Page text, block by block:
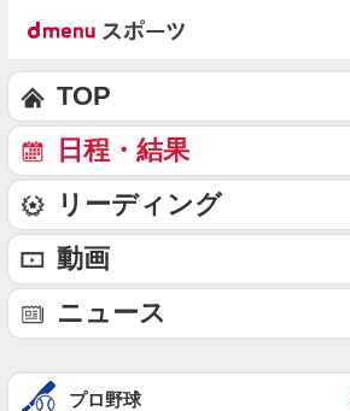
TOP
日程・結果
リーディング
動画
ニュース
プロ野球